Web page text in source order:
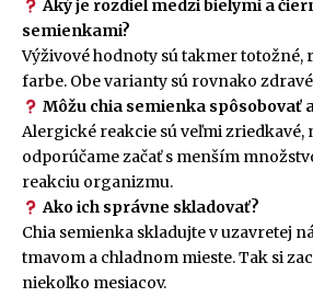
Aký je rozdiel medzi bielymi a
semienkami?
Výživové hodnoty sú takmer totožné,
farbe. Obe varianty sú rovnako
Môžu chia semienka spôsobovať
Alergické reakcie sú veľmi
odporúčame začať s menším
reakciu organizmu.
Ako ich správne skladovať?
Chia semienka skladujte v uzavretej
tmavom a chladnom mieste. Tak si
niekoľko mesiacov.